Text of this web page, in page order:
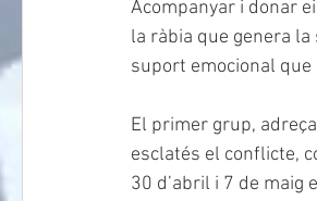
Acompanyar i donar
la ràbia que genera
suport emocional que
El primer grup,
esclatés el conflicte,
30 d’abril i 7 de maig